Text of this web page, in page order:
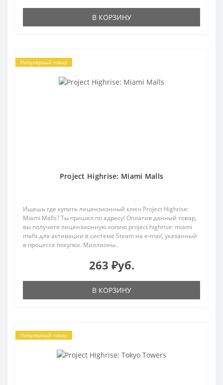
В КОРЗИНУ
Популярный товар
Project Highrise: Miami Malls
Ищешь где купить лицензионный ключ Project Highrise:
Miami Malls? Ты пришел по адресу! Оплатив данный товар,
вы получите лицензионную копию project highrise: miami
malls для активации в системе Steam на e-mail, указанный
в процессе покупки. Миллионы..
263 ₽уб.
В КОРЗИНУ
Популярный товар